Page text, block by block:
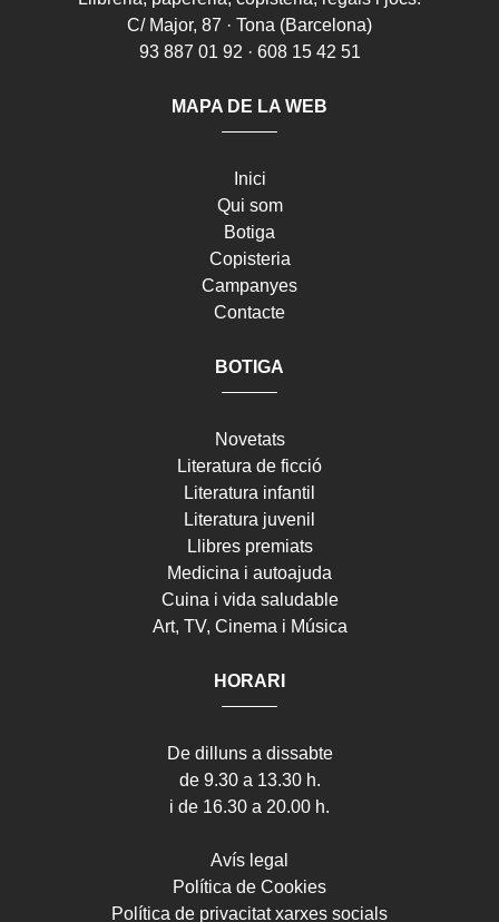
C/ Major, 87 · Tona (Barcelona)
93 887 01 92 · 608 15 42 51
MAPA DE LA WEB
Inici
Qui som
Botiga
Copisteria
Campanyes
Contacte
BOTIGA
Novetats
Literatura de ficció
Literatura infantil
Literatura juvenil
Llibres premiats
Medicina i autoajuda
Cuina i vida saludable
Art, TV, Cinema i Música
HORARI
De dilluns a dissabte
de 9.30 a 13.30 h.
i de 16.30 a 20.00 h.
Avís legal
Política de Cookies
Política de privacitat xarxes socials